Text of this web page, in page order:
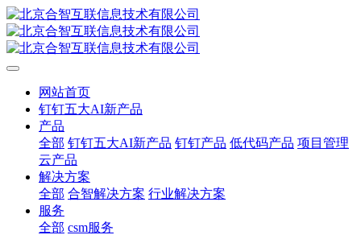
网站首页
钉钉五大AI新产品
产品
全部 钉钉五大AI新产品 钉钉产品 低代码产品 项目管理
云产品
解决方案
全部 合智解决方案 行业解决方案
服务
全部 csm服务